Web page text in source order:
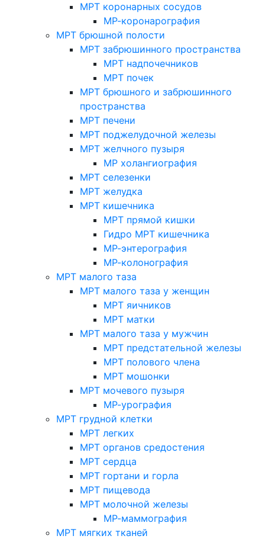
МРТ коронарных сосудов
МР-коронарография
МРТ брюшной полости
МРТ забрюшинного пространства
МРТ надпочечников
МРТ почек
МРТ брюшного и забрюшинного
пространства
МРТ печени
МРТ поджелудочной железы
МРТ желчного пузыря
МР холангиография
МРТ селезенки
МРТ желудка
МРТ кишечника
МРТ прямой кишки
Гидро МРТ кишечника
МР-энтерография
МР-колонография
МРТ малого таза
МРТ малого таза у женщин
МРТ яичников
МРТ матки
МРТ малого таза у мужчин
МРТ предстательной железы
МРТ полового члена
МРТ мошонки
МРТ мочевого пузыря
МР-урография
МРТ грудной клетки
МРТ легких
МРТ органов средостения
МРТ сердца
МРТ гортани и горла
МРТ пищевода
МРТ молочной железы
МР-маммография
МРТ мягких тканей